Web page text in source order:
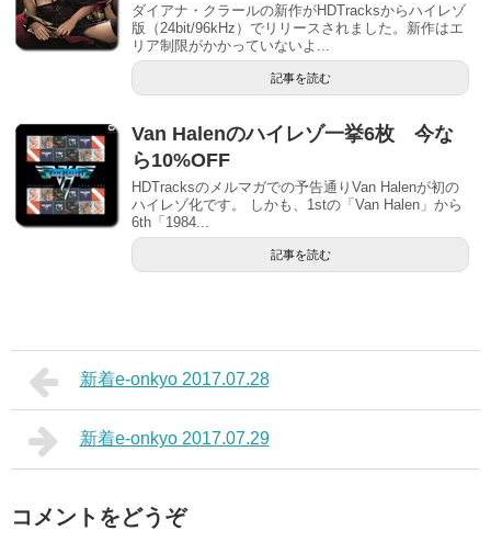
ダイアナ・クラールの新作がHDTracksからハイレゾ
版（24bit/96kHz）でリリースされました。新作はエ
リア制限がかかっていないよ...
記事を読む
Van Halenのハイレゾ一挙6枚 今な
ら10%OFF
HDTracksのメルマガでの予告通りVan Halenが初の
ハイレゾ化です。 しかも、1stの「Van Halen」から
6th「1984...
記事を読む
新着e-onkyo 2017.07.28
新着e-onkyo 2017.07.29
コメントをどうぞ